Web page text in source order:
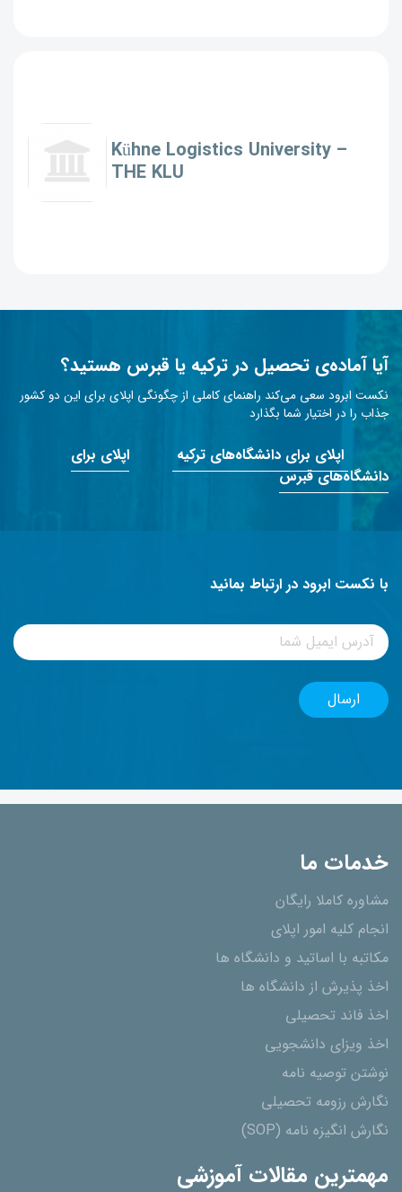
Kühne Logistics University –
THE KLU
آیا آماده‌ی تحصیل در ترکیه یا قبرس هستید؟
نکست ابرود سعی می‌کند راهنمای کاملی از چگونگی اپلای برای این دو کشور
جذاب را در اختیار شما بگذارد
اپلای برای دانشگاه‌های ترکیه
اپلای برای
دانشگاه‌های قبرس
با نکست ابرود در ارتباط بمانید
خدمات ما
مشاوره کاملا رایگان
انجام کلیه امور اپلای
مکاتبه با اساتید و دانشگاه ها
اخذ پذیرش از دانشگاه ھا
اخذ فاند تحصیلی
اخذ ویزای دانشجویی
نوشتن توصیه نامه
نگارش رزومه تحصیلی
نگارش انگیزه نامه (SOP)
مهمترین مقالات آموزشی